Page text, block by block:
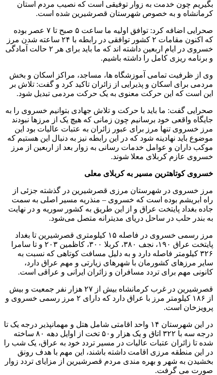
بگیریم چون خدمت به زوار توفیقی است که نصیب مردم استان
کرمانشاه و به خصوص شهرستان قصرشیرین شده است.
صحرایی اضافه کرد: توافق اولیه ما ساعت ۵ صبح تا ۷ عصر بوده
که اکنون مقامات ۲ کشور توافقی در رابطه با ۲۴ ساعته شدن مرز
خسروی در ایام اربعین داشته اند که ما باید برای هر ۲ حالت آمادگی
و برنامه ریزی کامل را داشته باشیم.
وی از ظرفیت تمامی آموزشگاه ها، مساجد، مراکز اسکان و بخش
مردمی برای اسکان و پذیرایی از زائران تاکید کرد و گفت: تلاش بر
این است که این حرکت معنوی به یک حرکت مردمی تبدیل شود.
صحرایی گفت: ما باید با حرکت و تلاش جهادی بتوانیم خسروی را به
جایگاه واقعی خود برسانیم چون زمانی که هیچ یک از مرزها نبودند
مرز خسروی تنها مرز برای عبور زائران به عتبات عالیات بود این
موضوع باید نهادینه شود که در این رابطه نیز به دنبال این هستیم که
موکب داران و عوامل خدمات رسانی به زوار بعد از اربعین از مرز
خسروی عازم کربلای معلا شوند.
خسروی کوتاهترین مسیر به کربلای معلی
مرز خسروی در شهرستان مرزی قصرشیرین در گذشته جزئی از
راه ابریشم بوده است که خسروی – منذریه مسیر اصلی به سمت
جاده بغداد پایتخت عراق و از این طریق به کشور سوریه و در نهایت
به بندر حلب در ساحل دریای مدیترانه متصل می‌شود.
مرز رسمی خسروی در فاصله ۱۵ کیلومتری قصرشیرین تا بغداد
پایتخت عراق ۱۹۰، نجف ۳۸۰، کربلا ۳۰۰، کاظمین ۲۰۳ و تا سامرا
۳۲۶ کیلومتر فاصله دارد و به دلیل مسافت کوتاهی که نسبت به
سایر مرزهای کشورمان با شهرهای زیارتی و مهم عراق دارد،
کانونی مهم برای تردد مسافران و زائران ایرانی و عراقی است.
قصرشیرین در غرب کرمانشاه بیش از ۲۷ هزار نفر جمعیت و بیش
از ۱۸۶ کیلومتر مرز با عراق دارد که دارای ۲ مرز رسمی خسروی و
پرویزخان است.
در این شهرستان ۱۴ واحد اقامتی شامل هتل و مهمانپذیر درجه یک تا
درجه سه با ۳۲۲ اتاق و یک هزار و۵۰ تخت از اوایل دهه ۸۰ ساخته
شده تا زائران عتبات عالیات در مسیر تردد خود به عراق، یک شب را
در این منطقه مرزی اقامت داشته باشند، این مهم با هدف رونق
بخشیدن به شهر و بهره مندی مردم قصرشیرین از مزایای تردد زوار
صورت می گرفت.